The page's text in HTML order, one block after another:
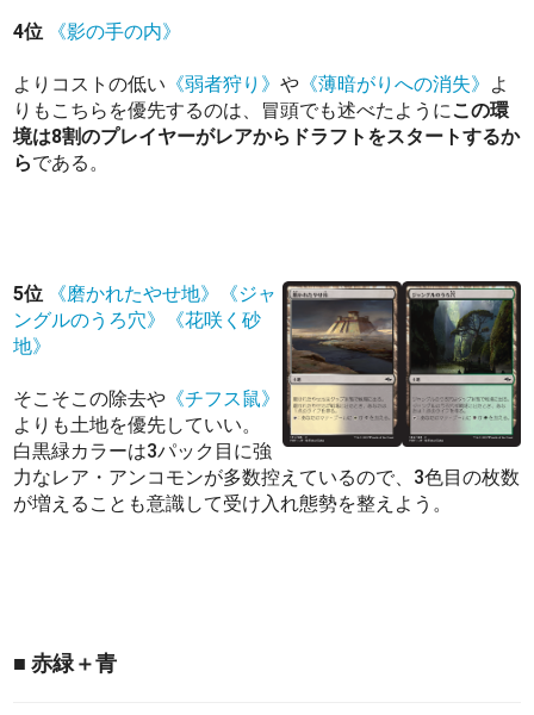
4位 《影の手の内》
よりコストの低い 《弱者狩り》や 《薄暗がりへの消失》 よ
りもこちらを優先するのは、冒頭でも述べたように この環
境は8割のプレイヤーがレアからドラフトをスタートするか
らである。
5位 《磨かれたやせ地》
《ジャ
ングルのうろ穴》
《花咲く砂
地》
そこそこの除去や 《チフス鼠》
よりも土地を優先していい。
白黒緑カラーは3パック目に強
力なレア・アンコモンが多数控えているので、3色目の枚数
が増えることも意識して受け入れ態勢を整えよう。
■ 赤緑＋青